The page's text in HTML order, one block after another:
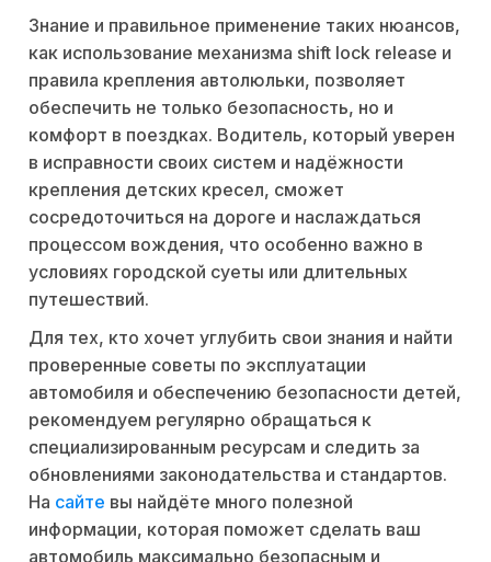
Знание и правильное применение таких нюансов,
как использование механизма shift lock release и
правила крепления автолюльки, позволяет
обеспечить не только безопасность, но и
комфорт в поездках. Водитель, который уверен
в исправности своих систем и надёжности
крепления детских кресел, сможет
сосредоточиться на дороге и наслаждаться
процессом вождения, что особенно важно в
условиях городской суеты или длительных
путешествий.
Для тех, кто хочет углубить свои знания и найти
проверенные советы по эксплуатации
автомобиля и обеспечению безопасности детей,
рекомендуем регулярно обращаться к
специализированным ресурсам и следить за
обновлениями законодательства и стандартов.
На сайте вы найдёте много полезной
информации, которая поможет сделать ваш
автомобиль максимально безопасным и